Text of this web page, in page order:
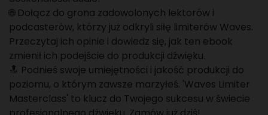
🌐 Dołącz do grona zadowolonych lektorów i
podcasterów, którzy już odkryli siłę limiterów Waves.
Przeczytaj ich opinie i dowiedz się, jak ten ebook
zmienił ich podejście do produkcji dźwięku.
🔝 Podnieś swoje umiejętności i jakość produkcji do
poziomu, o którym zawsze marzyłeś. 'Waves Limiter
Masterclass' to klucz do Twojego sukcesu w świecie